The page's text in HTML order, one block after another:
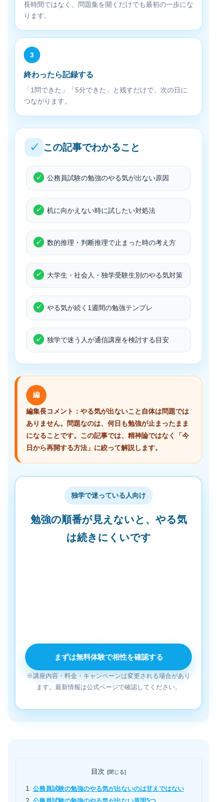
長時間ではなく、問題集を開くだけでも最初の一歩にな
ります。
3
終わったら記録する
「1問できた」「5分できた」と残すだけで、次の日に
つながります。
✓ この記事でわかること
公務員試験の勉強のやる気が出ない原因
机に向かえない時に試したい対処法
数的推理・判断推理で止まった時の考え方
大学生・社会人・独学受験生別のやる気対策
やる気が続く1週間の勉強テンプレ
独学で迷う人が通信講座を検討する目安
編
編集長コメント：やる気が出ないこと自体は問題では
ありません。問題なのは、何日も勉強が止まったまま
になることです。この記事では、精神論ではなく「今
日から再開する方法」に絞って解説します。
独学で迷っている人向け
勉強の順番が見えないと、やる気
は続きにくいです
まずは無料体験で相性を確認する
※講座内容・料金・キャンペーンは変更される場合があり
ます。最新情報は公式ページで確認してください。
目次
公務員試験の勉強のやる気が出ないのは甘えではない